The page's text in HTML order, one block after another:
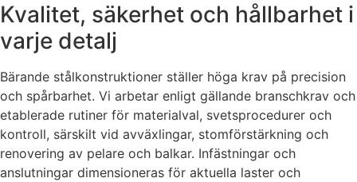
Kvalitet, säkerhet och hållbarhet i
varje detalj
Bärande stålkonstruktioner ställer höga krav på precision
och spårbarhet. Vi arbetar enligt gällande branschkrav och
etablerade rutiner för materialval, svetsprocedurer och
kontroll, särskilt vid avväxlingar, stomförstärkning och
renovering av pelare och balkar. Infästningar och
anslutningar dimensioneras för aktuella laster och